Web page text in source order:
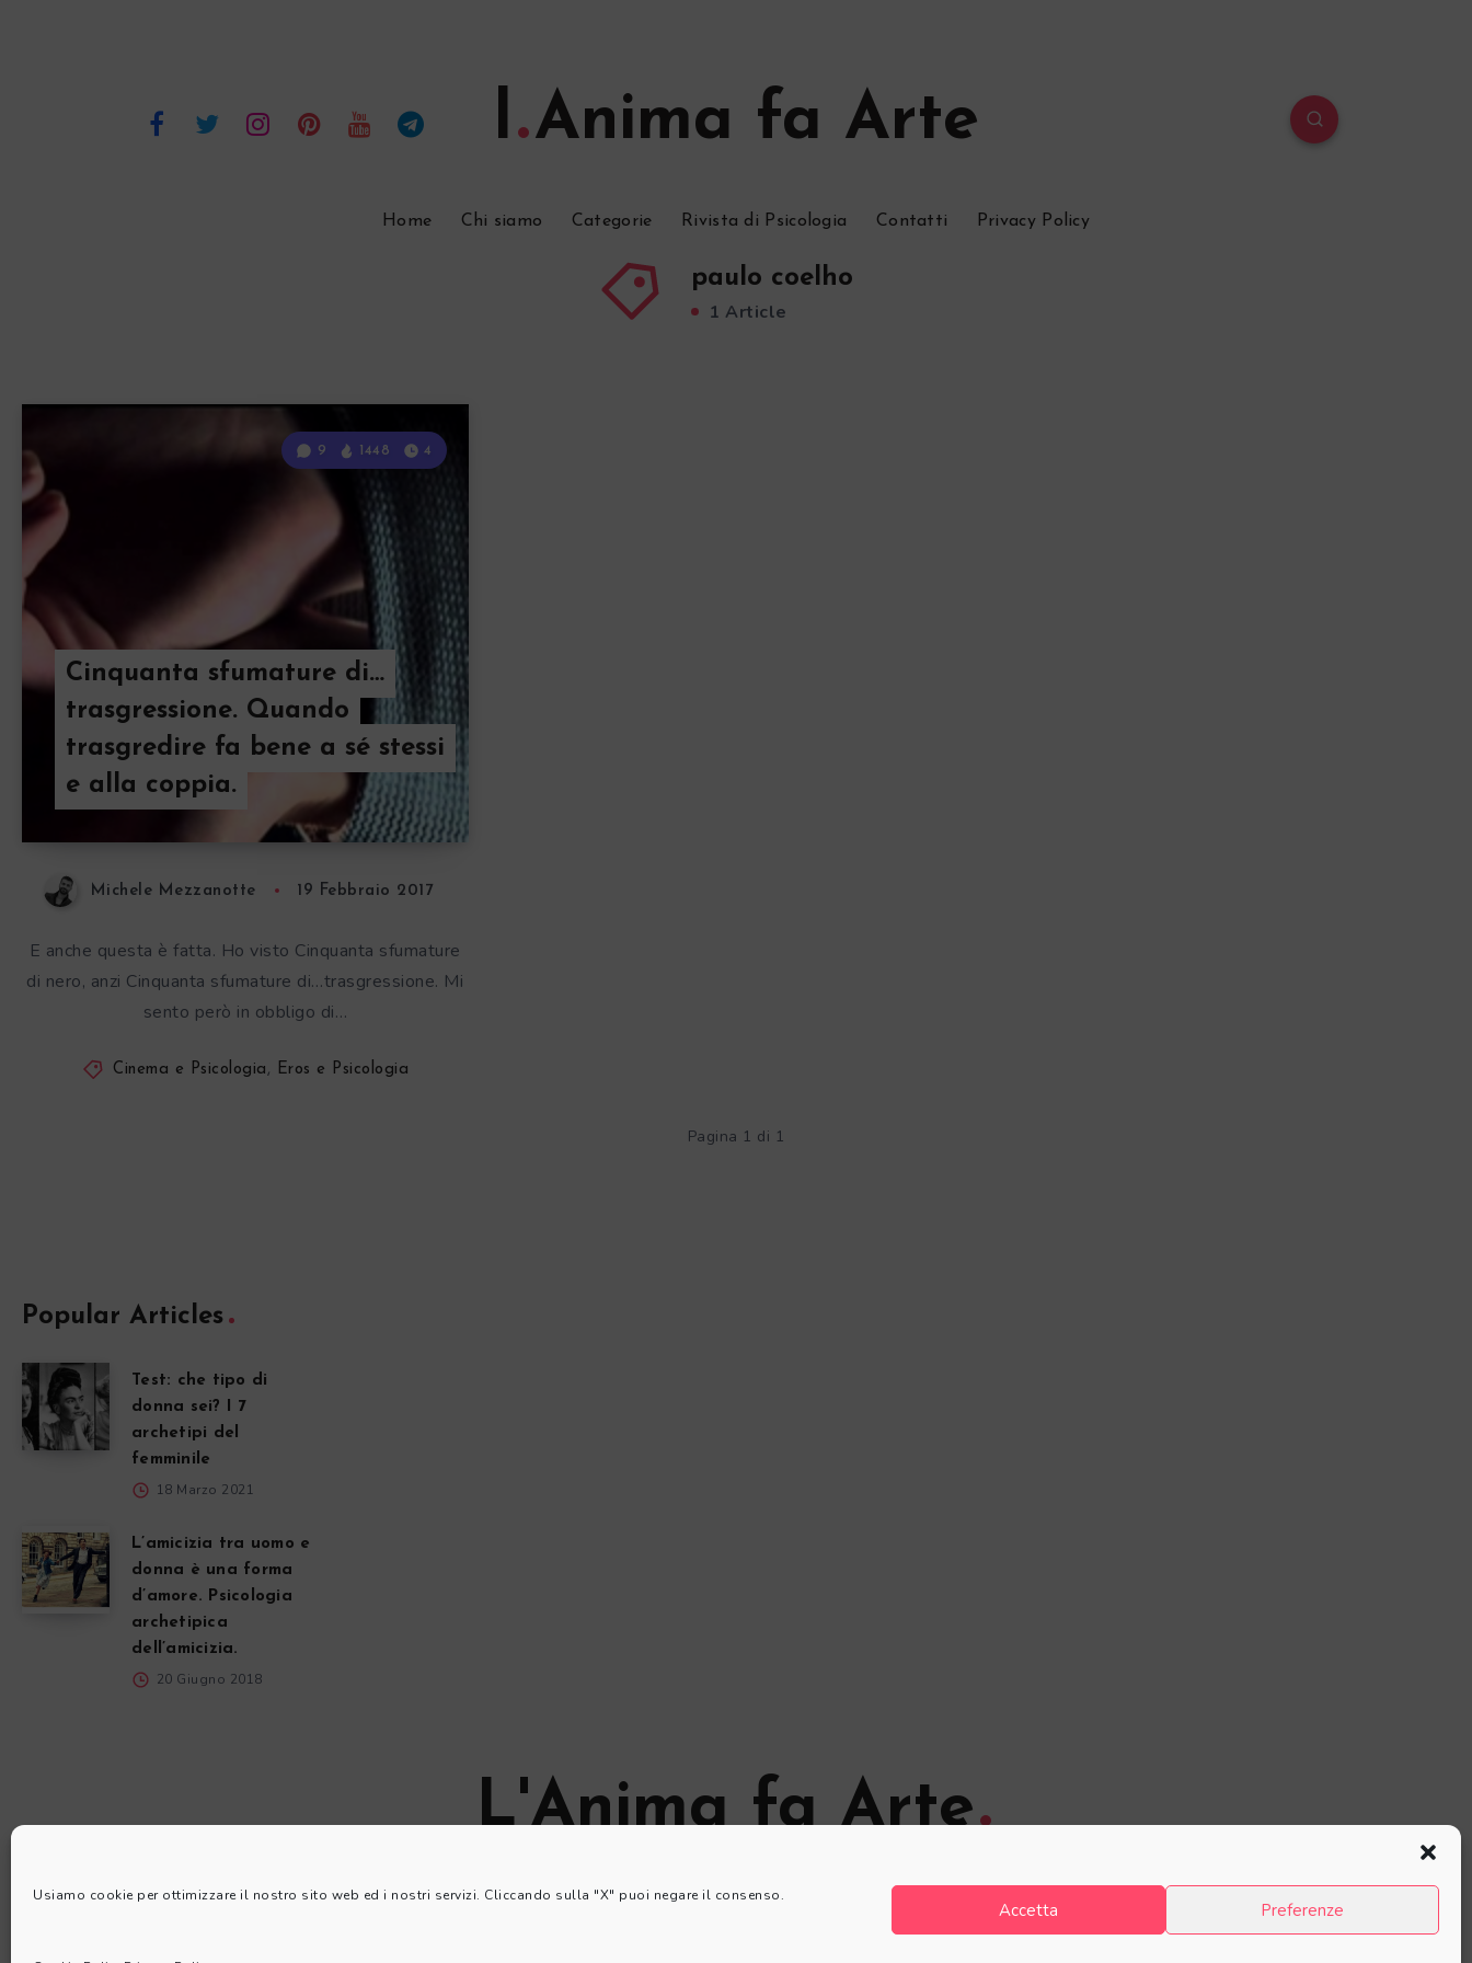
Usiamo cookie per ottimizzare il nostro sito web ed i nostri servizi. Cliccando sulla "X" puoi negare il consenso.
Accetta Preferenze
l Anima fa Arte
Home Chi siamo Categorie Rivista di Psicologia Contatti Privacy Policy
paulo coelho
1 Article
Cinquanta sfumature di…
trasgressione. Quando
trasgredire fa bene a sé stessi
e alla coppia.
9 1448 4
Michele Mezzanotte 19 Febbraio 2017
E anche questa è fatta. Ho visto Cinquanta sfumature
di nero, anzi Cinquanta sfumature di…trasgressione. Mi
sento però in obbligo di…
Cinema e Psicologia , Eros e Psicologia
Pagina 1 di 1
Popular Articles
Test: che tipo di
donna sei? I 7
archetipi del
femminile
18 Marzo 2021
L’amicizia tra uomo e
donna è una forma
d’amore. Psicologia
archetipica
dell’amicizia.
20 Giugno 2018
L'Anima fa Arte
© L'Anima fa Arte